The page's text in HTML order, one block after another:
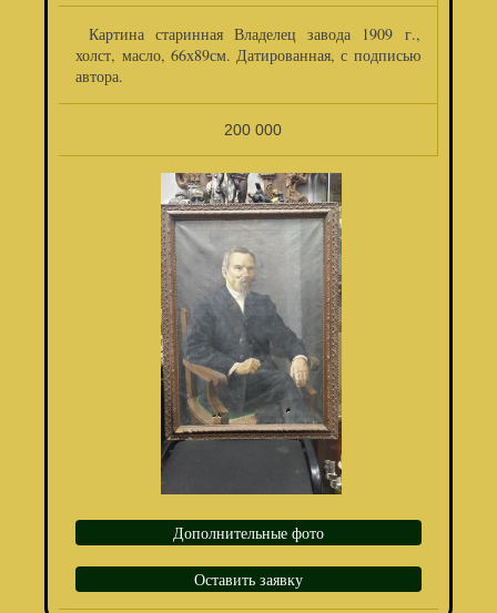
Картина старинная Владелец завода 1909 г.,
холст, масло, 66х89см. Датированная, с подписью
автора.
200 000
Дополнительные фото
Оставить заявку